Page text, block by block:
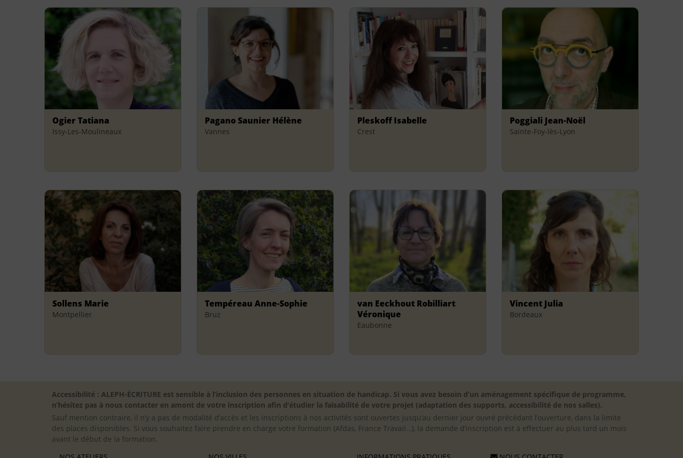
Ogier Tatiana
Issy-Les-Moulineaux
Pagano Saunier Hélène
Vannes
Pleskoff Isabelle
Crest
Poggiali Jean-Noël
Sainte-Foy-lès-Lyon
Sollens Marie
Montpellier
Tempéreau Anne-Sophie
Bruz
van Eeckhout Robilliart
Véronique
Eaubonne
Vincent Julia
Bordeaux
Accessibilité : ALEPH-ÉCRITURE est sensible à l’inclusion des personnes en situation de handicap. Si vous avez besoin d’un aménagement spécifique de programme,
n’hésitez pas à nous contacter en amont de votre inscription afin d’étudier la faisabilité de votre projet (adaptation des supports, accessibilité de nos salles).
Sauf mention contraire, il n’y a pas de modalité d’accès et les inscriptions à nos activités sont ouvertes jusqu’au dernier jour ouvré précédant l’ouverture, dans la limite
des places disponibles. Si vous souhaitez faire prendre en charge votre formation (Afdas, France Travail…), la demande d’inscription est à effectuer au plus tard un mois
avant le début de la formation.